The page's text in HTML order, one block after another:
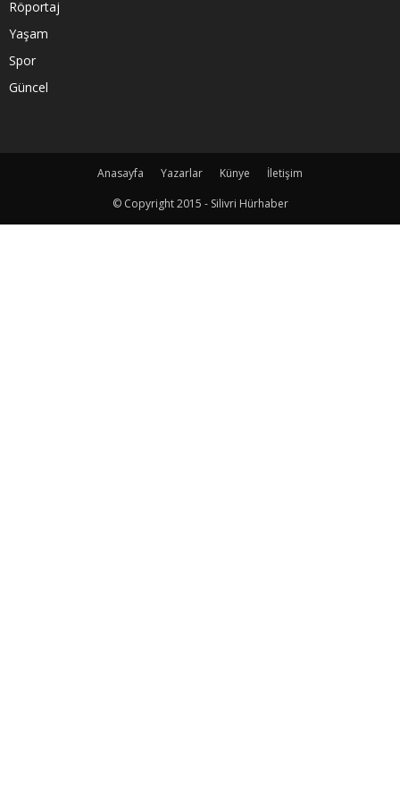
Röportaj
Yaşam
Spor
Güncel
Anasayfa Yazarlar Künye
İletişim
© Copyright 2015 - Silivri Hürhaber